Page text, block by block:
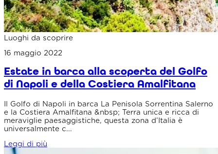
Luoghi da scoprire
16 maggio 2022
Estate in barca alla scoperta del Golfo
di Napoli e della Costiera Amalfitana
Il Golfo di Napoli in barca La Penisola Sorrentina Salerno
e la Costiera Amalfitana &nbsp; Terra unica e ricca di
meraviglie paesaggistiche, questa zona d’Italia è
universalmente c...
Leggi di più